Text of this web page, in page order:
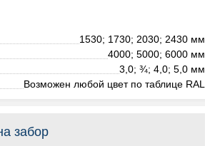
1530; 1730; 2030; 2430 мм
4000; 5000; 6000 мм
3,0; ¾; 4,0; 5,0 мм
Возможен любой цвет по таблице RAL
забор